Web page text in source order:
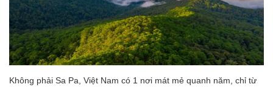
Không phải Sa Pa, Việt Nam có 1 nơi mát mẻ quanh năm, chỉ từ